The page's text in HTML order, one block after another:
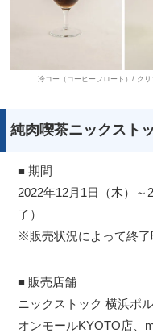
冷コー（コーヒーフロート）/ ク
純肉喫茶ニックスト
■ 期間
2022年12月1日（木）
了）
※販売状況によって終了
■ 販売店舗
ニックストック 横浜ポ
オンモールKYOTO店、